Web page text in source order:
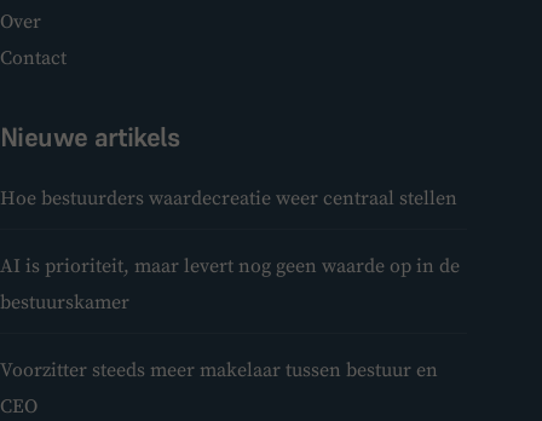
Over
Contact
Nieuwe artikels
Hoe bestuurders waardecreatie weer centraal stellen
AI is prioriteit, maar levert nog geen waarde op in de
bestuurskamer
Voorzitter steeds meer makelaar tussen bestuur en
CEO